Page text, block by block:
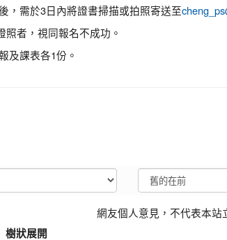
，需於3日內將證書掃描或拍照寄送至
者，視同報名不成功。
及課表各1份。
網友個人意見，不代表本站
樹狀展開